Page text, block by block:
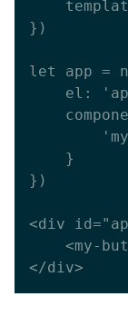
})
let app =
})
<div